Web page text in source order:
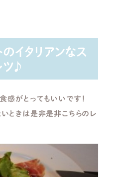
イタリアンなス
ツ♪
感がとってもいいです！
ときは是非是非こちらのレ